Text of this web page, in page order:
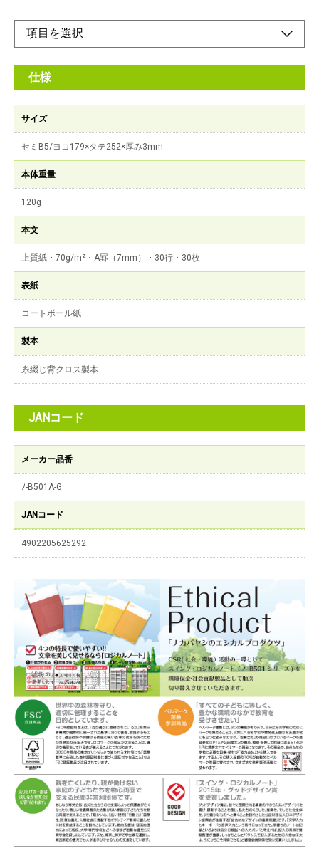
仕様
サイズ
セミB5/ヨコ179×タテ252×厚み3mm
本体重量
120g
本文
上質紙・70g/m²・A罫（7mm）・30行・30枚
表紙
コートボール紙
製本
糸綴じ背クロス製本
JANコード
メーカー品番
ﾉ-B501A-G
JANコード
4902205625292